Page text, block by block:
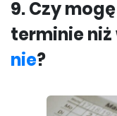
9. Czy
terminie
nie?